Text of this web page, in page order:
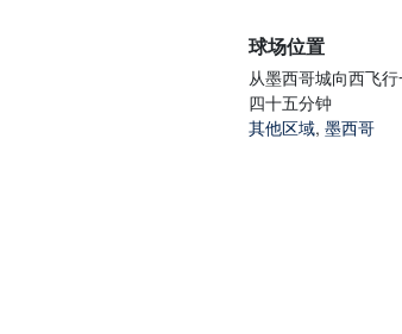
球场位置
从墨西哥城向西飞
四十五分钟
其他区域, 墨西哥